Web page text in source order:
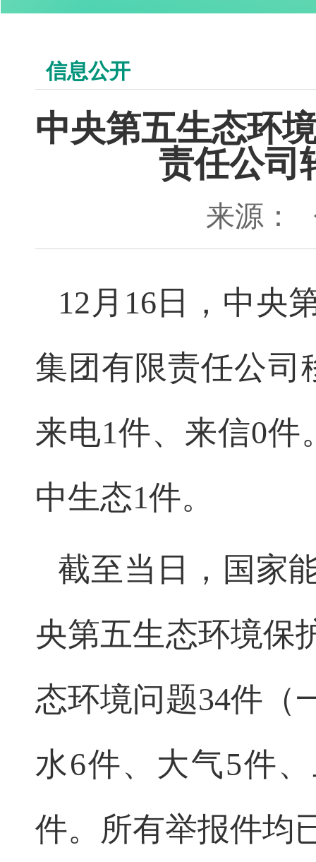
信息公开
中央第五生态环
责任公司
来源：
12月16日，中央
集团有限责任公司
来电1件、来信0
中生态1件。
截至当日，国家
央第五生态环境保
态环境问题34件（
水6件、大气5件
件。所有举报件均